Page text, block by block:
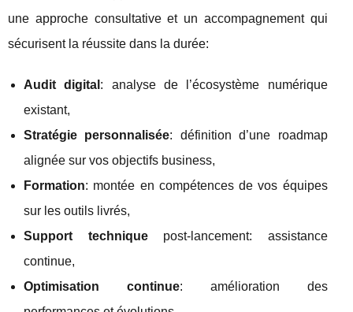
une approche consultative et un accompagnement qui
sécurisent la réussite dans la durée:
Audit digital : analyse de l’écosystème numérique
existant,
Stratégie personnalisée: définition d’une roadmap
alignée sur vos objectifs business,
Formation: montée en compétences de vos équipes
sur les outils livrés,
Support techniquepost-lancement: assistance
continue,
Optimisation continue: amélioration des